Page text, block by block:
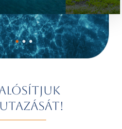
helyének
● ● ●